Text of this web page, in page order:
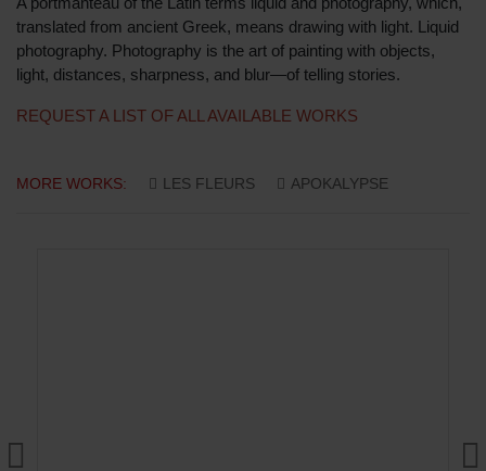
translated from ancient Greek, means drawing with light. Liquid
photography. Photography is the art of painting with objects,
light, distances, sharpness, and blur—of telling stories.
REQUEST A LIST OF ALL AVAILABLE WORKS
MORE WORKS: LES FLEURS APOKALYPSE